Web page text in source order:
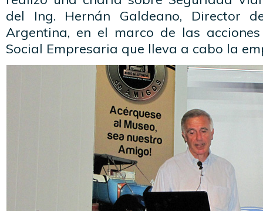
del Ing. Hernán Galdeano, Director
Argentina, en el marco de las
Social Empresaria que lleva a cabo la